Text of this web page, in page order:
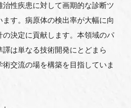
性疾患に対して画期的な診断ツ
す。病原体の検出率が大幅に向
の決定に貢献します。本領域のパ
は単なる技術開発にとどまら
交流の場を構築を目指していま